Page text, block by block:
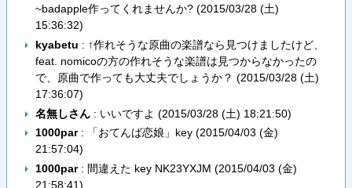
~badapple作ってくれませんか? (2015/03/28 (土)
15:36:32)
kyabetu : ↑作れそうな原曲の楽譜なら見つけましたけど、
feat. nomicoの方の作れそうな楽譜は見つからなかったの
で、原曲で作っても大丈夫でしょうか？ (2015/03/28 (土)
17:36:07)
名無しさん: いいですよ (2015/03/28 (土) 18:21:50)
1000par: 「おてんば恋娘」key (2015/04/03 (金)
21:57:04)
1000par: 間違えた key NK23YXJM (2015/04/03 (金)
21:58:41)